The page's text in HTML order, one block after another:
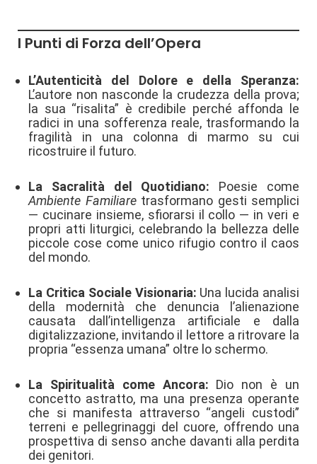
I Punti di Forza dell’Opera
L’Autenticità del Dolore e della Speranza:
L’autore non nasconde la crudezza della prova;
la sua “risalita” è credibile perché affonda le
radici in una sofferenza reale, trasformando la
fragilità in una colonna di marmo su cui
ricostruire il futuro.
La Sacralità del Quotidiano: Poesie come
Ambiente Familiaretrasformano gesti semplici
— cucinare insieme, sfiorarsi il collo — in veri e
propri atti liturgici, celebrando la bellezza delle
piccole cose come unico rifugio contro il caos
del mondo.
La Critica Sociale Visionaria: Una lucida analisi
della modernità che denuncia l’alienazione
causata dall’intelligenza artificiale e dalla
digitalizzazione, invitando il lettore a ritrovare la
propria “essenza umana” oltre lo schermo.
La Spiritualità come Ancora: Dio non è un
concetto astratto, ma una presenza operante
che si manifesta attraverso “angeli custodi”
terreni e pellegrinaggi del cuore, offrendo una
prospettiva di senso anche davanti alla perdita
dei genitori.